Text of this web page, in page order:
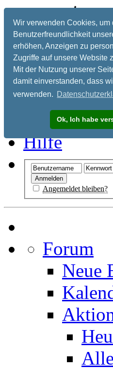
Wir verwenden Cookies, um
Benutzerfreundlichkeit
erhöhen, Anzeigen zu
Zugriffe auf unsere Website
Mit der Nutzung unserer
damit einverstanden, dass
verwenden.
Ok, Ich habe
Hilfe
Angemeldet bleiben?
Forum
Neue